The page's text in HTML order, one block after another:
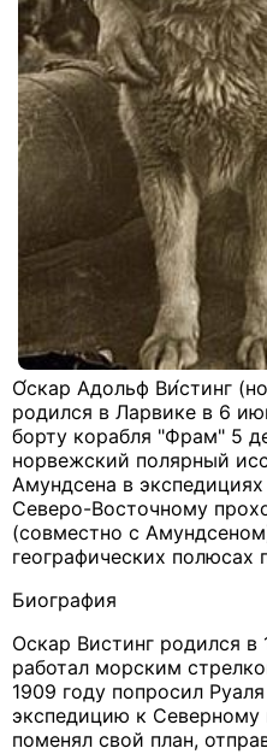
О́скар Адольф Ви́стинг
родился в Ларвике в 6
борту корабля "Фрам" 5
норвежский полярный
Амундсена в
Северо-Восточному
(совместно с
географических полюсах
Биография
Оскар Вистинг родился в
работал морским
1909 году попросил
экспедицию к
поменял свой план,